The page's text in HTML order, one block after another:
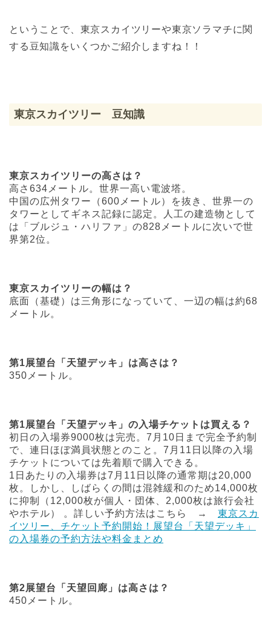
ということで、東京スカイツリーや東京ソラマチに関
する豆知識をいくつかご紹介しますね！！
東京スカイツリー 豆知識
東京スカイツリーの高さは？
高さ634メートル。世界一高い電波塔。
中国の広州タワー（600メートル）を抜き、世界一の
タワーとしてギネス記録に認定。人工の建造物として
は「ブルジュ・ハリファ」の828メートルに次いで世
界第2位。
東京スカイツリーの幅は？
底面（基礎）は三角形になっていて、一辺の幅は約68
メートル。
第1展望台「天望デッキ」は高さは？
350メートル。
第1展望台「天望デッキ」の入場チケットは買える？
初日の入場券9000枚は完売。7月10日まで完全予約制
で、連日ほぼ満員状態とのこと。7月11日以降の入場
チケットについては先着順で購入できる。
1日あたりの入場券は7月11日以降の通常期は20,000
枚。しかし、しばらくの間は混雑緩和のため14,000枚
に抑制（12,000枚が個人・団体、2,000枚は旅行会社
やホテル） 。詳しい予約方法はこちら → 東京スカ
イツリー、チケット予約開始！展望台「天望デッキ」
の入場券の予約方法や料金まとめ
第2展望台「天望回廊」は高さは？
450メートル。